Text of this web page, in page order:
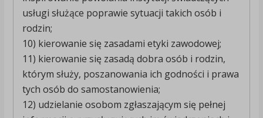
usługi służące poprawie sytuacji takich osób i
rodzin;
10) kierowanie się zasadami etyki zawodowej;
11) kierowanie się zasadą dobra osób i rodzin,
którym służy, poszanowania ich godności i prawa
tych osób do samostanowienia;
12) udzielanie osobom zgłaszającym się pełnej